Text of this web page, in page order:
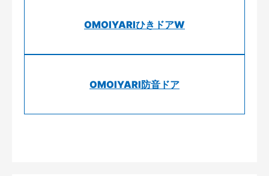
OMOIYARIひきドアW
OMOIYARI防音ドア